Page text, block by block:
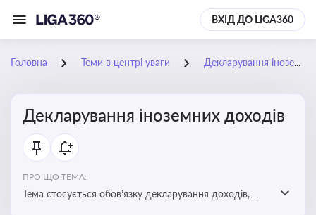
ВХІД ДО LIGA360
Головна Теми в центрі уваги Декларування іноземних доходів
Декларування іноземних доходів
ПРО ЩО ТЕМА:
Тема стосується обов’язку декларування доходів,